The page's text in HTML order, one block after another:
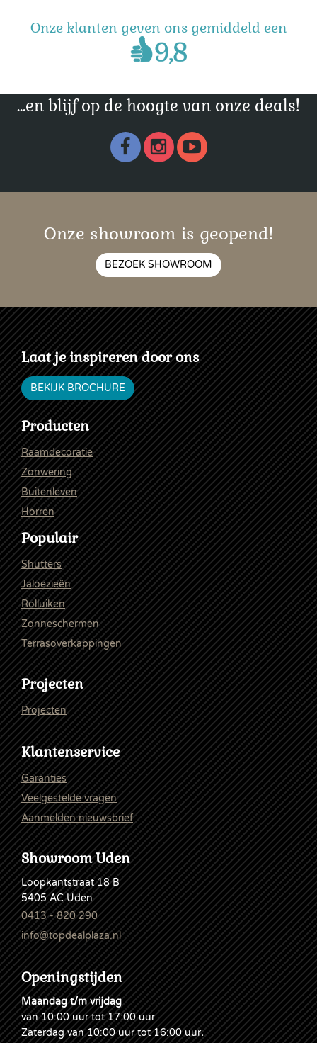
Onze klanten geven ons gemiddeld een
...en blijf op de hoogte van onze deals!
Onze showroom is geopend!
BEZOEK SHOWROOM
Laat je inspireren door ons
BEKIJK BROCHURE
Producten
Raamdecoratie
Zonwering
Buitenleven
Horren
Populair
Shutters
Jaloezieën
Rolluiken
Zonneschermen
Terrasoverkappingen
Projecten
Projecten
Klantenservice
Garanties
Veelgestelde vragen
Aanmelden nieuwsbrief
Showroom Uden
Loopkantstraat 18 B
5405 AC Uden
0413 - 820 290
info@topdealplaza.nl
Openingstijden
Maandag t/m vrijdag
van 10:00 uur tot 17:00 uur
Zaterdag van 10:00 uur tot 16:00 uur.